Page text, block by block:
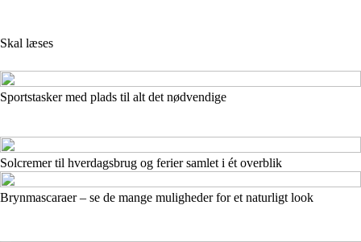
Skal læses
Sportstasker med plads til alt det nødvendige
Brynmascaraer – se de mange muligheder for et naturligt look
Solcremer til hverdagsbrug og ferier samlet i ét overblik